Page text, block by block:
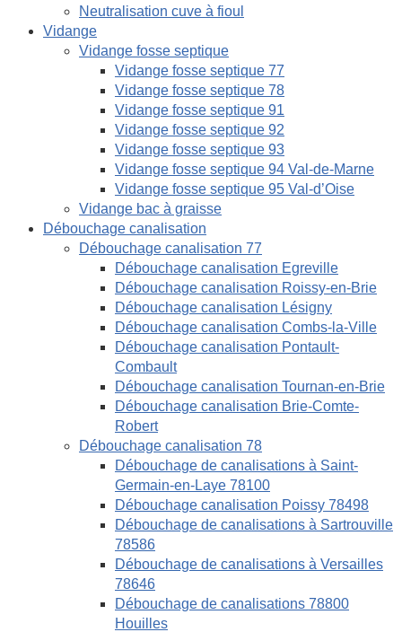
Neutralisation cuve à fioul
Vidange
Vidange fosse septique
Vidange fosse septique 77
Vidange fosse septique 78
Vidange fosse septique 91
Vidange fosse septique 92
Vidange fosse septique 93
Vidange fosse septique 94 Val-de-Marne
Vidange fosse septique 95 Val-d’Oise
Vidange bac à graisse
Débouchage canalisation
Débouchage canalisation 77
Débouchage canalisation Egreville
Débouchage canalisation Roissy-en-Brie
Débouchage canalisation Lésigny
Débouchage canalisation Combs-la-Ville
Débouchage canalisation Pontault-
Combault
Débouchage canalisation Tournan-en-Brie
Débouchage canalisation Brie-Comte-
Robert
Débouchage canalisation 78
Débouchage de canalisations à Saint-
Germain-en-Laye 78100
Débouchage canalisation Poissy 78498
Débouchage de canalisations à Sartrouville
78586
Débouchage de canalisations à Versailles
78646
Débouchage de canalisations 78800
Houilles